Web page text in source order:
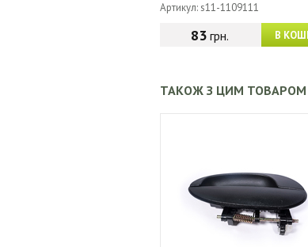
Артикул: s11-1109111
В
83грн.
ТАКОЖ З ЦИМ ТОВАРОМ